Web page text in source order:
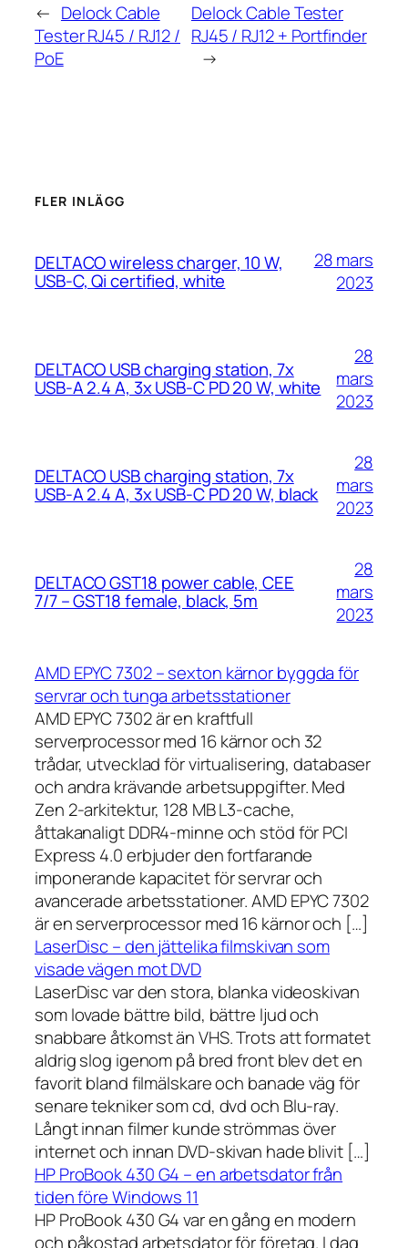
← Delock Cable
Tester RJ45 / RJ12 /
PoE
Delock Cable Tester
RJ45 / RJ12 + Portfinder
→
FLER INLÄGG
DELTACO wireless charger, 10 W,
USB-C, Qi certified, white
28 mars
2023
DELTACO USB charging station, 7x
USB-A 2.4 A, 3x USB-C PD 20 W, white
28
mars
2023
DELTACO USB charging station, 7x
USB-A 2.4 A, 3x USB-C PD 20 W, black
28
mars
2023
DELTACO GST18 power cable, CEE
7/7 – GST18 female, black, 5m
28
mars
2023
AMD EPYC 7302 – sexton kärnor byggda för
servrar och tunga arbetsstationer
AMD EPYC 7302 är en kraftfull
serverprocessor med 16 kärnor och 32
trådar, utvecklad för virtualisering, databaser
och andra krävande arbetsuppgifter. Med
Zen 2-arkitektur, 128 MB L3-cache,
åttakanaligt DDR4-minne och stöd för PCI
Express 4.0 erbjuder den fortfarande
imponerande kapacitet för servrar och
avancerade arbetsstationer. AMD EPYC 7302
är en serverprocessor med 16 kärnor och […]
LaserDisc – den jättelika filmskivan som
visade vägen mot DVD
LaserDisc var den stora, blanka videoskivan
som lovade bättre bild, bättre ljud och
snabbare åtkomst än VHS. Trots att formatet
aldrig slog igenom på bred front blev det en
favorit bland filmälskare och banade väg för
senare tekniker som cd, dvd och Blu-ray.
Långt innan filmer kunde strömmas över
internet och innan DVD-skivan hade blivit […]
HP ProBook 430 G4 – en arbetsdator från
tiden före Windows 11
HP ProBook 430 G4 var en gång en modern
och påkostad arbetsdator för företag. I dag